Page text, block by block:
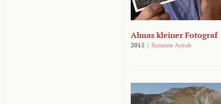
Almas kleiner Fotograf
2015 / Susanne Ayoub